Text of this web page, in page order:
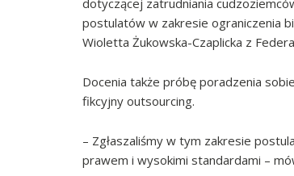
dotyczącej zatrudniania
postulatów w zakresie ograniczenia
Wioletta Żukowska-Czaplicka z
Docenia także próbę poradzenia
fikcyjny outsourcing.
– Zgłaszaliśmy w tym zakresie
prawem i wysokimi standardami –